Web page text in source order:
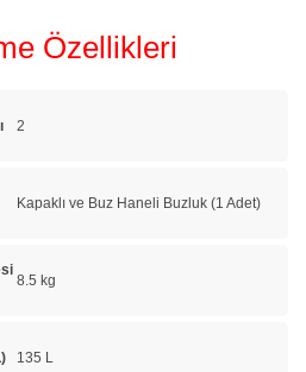
Özellikleri
2
Kapaklı ve Buz Haneli Buzluk (1 Adet)
8.5 kg
135 L